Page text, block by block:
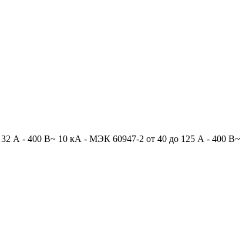
А - 400 В~ 10 кА - МЭК 60947-2 от 40 до 125 А - 400 В~